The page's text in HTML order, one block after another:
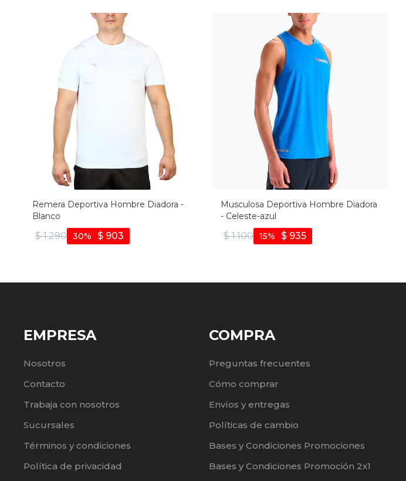
Remera Deportiva Hombre Diadora -
Blanco
$ 1.290 $ 903
30
Musculosa Deportiva Hombre Diadora
- Celeste-azul
$ 1.100 $ 935
15
EMPRESA
Nosotros
Contacto
Trabaja con nosotros
Sucursales
Términos y condiciones
Política de privacidad
COMPRA
Preguntas frecuentes
Cómo comprar
Envíos y entregas
Políticas de cambio
Bases y Condiciones Promociones
Bases y Condiciones Promoción 2x1